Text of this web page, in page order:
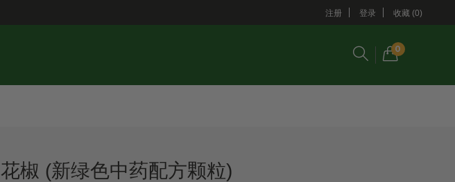
注册 登录 收藏 (0)
0
花椒 (新绿色中药配方颗粒)